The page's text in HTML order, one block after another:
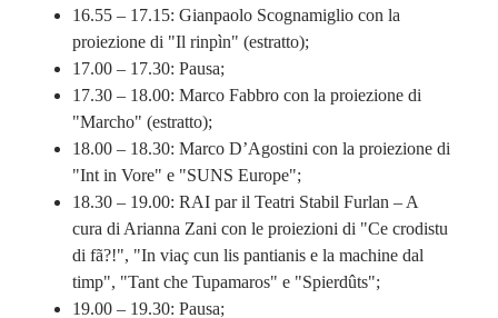
16.55 – 17.15: Gianpaolo Scognamiglio con la
proiezione di "Il rinpìn" (estratto);
17.00 – 17.30: Pausa;
17.30 – 18.00: Marco Fabbro con la proiezione di
"Marcho" (estratto);
18.00 – 18.30: Marco D’Agostini con la proiezione di
"Int in Vore" e "SUNS Europe";
18.30 – 19.00: RAI par il Teatri Stabil Furlan – A
cura di Arianna Zani con le proiezioni di "Ce crodistu
di fã?!", "In viaç cun lis pantianis e la machine dal
timp", "Tant che Tupamaros" e "Spierdûts";
19.00 – 19.30: Pausa;